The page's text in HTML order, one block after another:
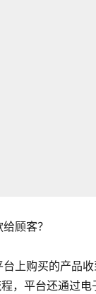
顾客？
上购买的产品
，平台还通过